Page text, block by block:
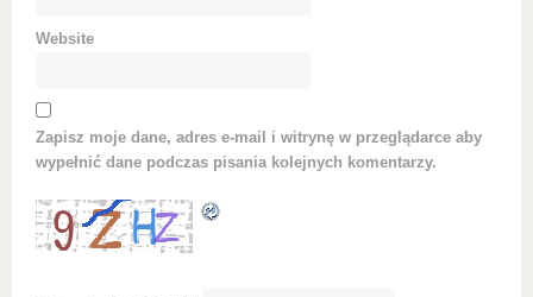
Website
Zapisz moje dane, adres e-mail i witrynę w przeglądarce aby
wypełnić dane podczas pisania kolejnych komentarzy.